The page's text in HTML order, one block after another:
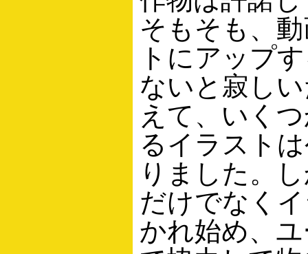
そもそも、
トにアップ
ないと寂し
えて、いく
るイラスト
りました。
だけでなく
かれ始め、